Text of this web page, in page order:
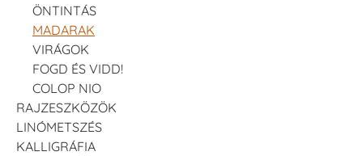
ÖNTINTÁS
MADARAK
VIRÁGOK
FOGD ÉS VIDD!
COLOP NIO
RAJZESZKÖZÖK
LINÓMETSZÉS
KALLIGRÁFIA